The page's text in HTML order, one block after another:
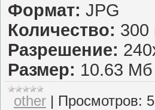
Формат: JPG
Количество: 300
Разрешение:
Размер: 10.63 Мб
other | Просмотров: